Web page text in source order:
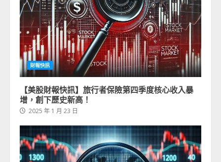
財報快訊
【美股財報快訊】旅行者保險第四季度核心收入暴
增，創下歷史新高！
2025 年 1 月 23 日